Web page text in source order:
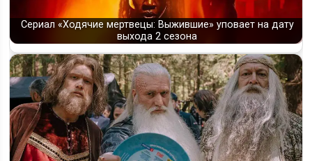
Сериал «Ходячие мертвецы: Выжившие» уповает на дату
выхода 2 сезона